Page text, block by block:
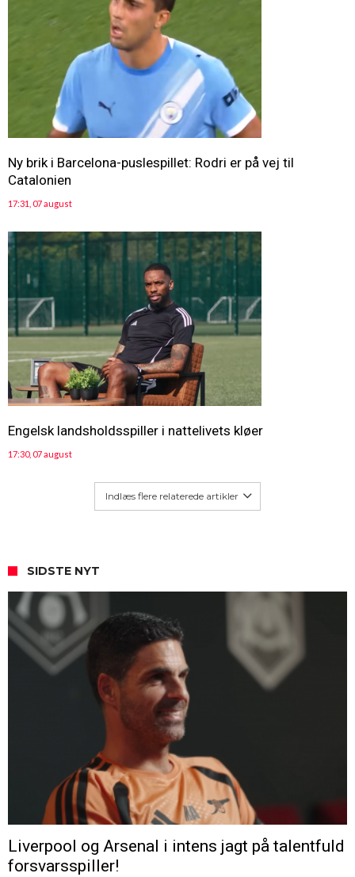
Ny brik i Barcelona-puslespillet: Rodri er på vej til
Catalonien
17:31, 07 august
Engelsk landsholdsspiller i nattelivets kløer
17:30, 07 august
Indlæs flere relaterede artikler
SIDSTE NYT
Liverpool og Arsenal i intens jagt på talentfuld
forsvarsspiller!